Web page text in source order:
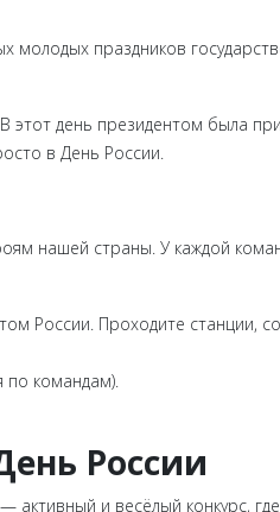
молодых праздников
этот день президентом была
в День России.
нашей страны. У каждой
России. Проходите станции,
по командам).
России
активный и весёлый конкурс, где